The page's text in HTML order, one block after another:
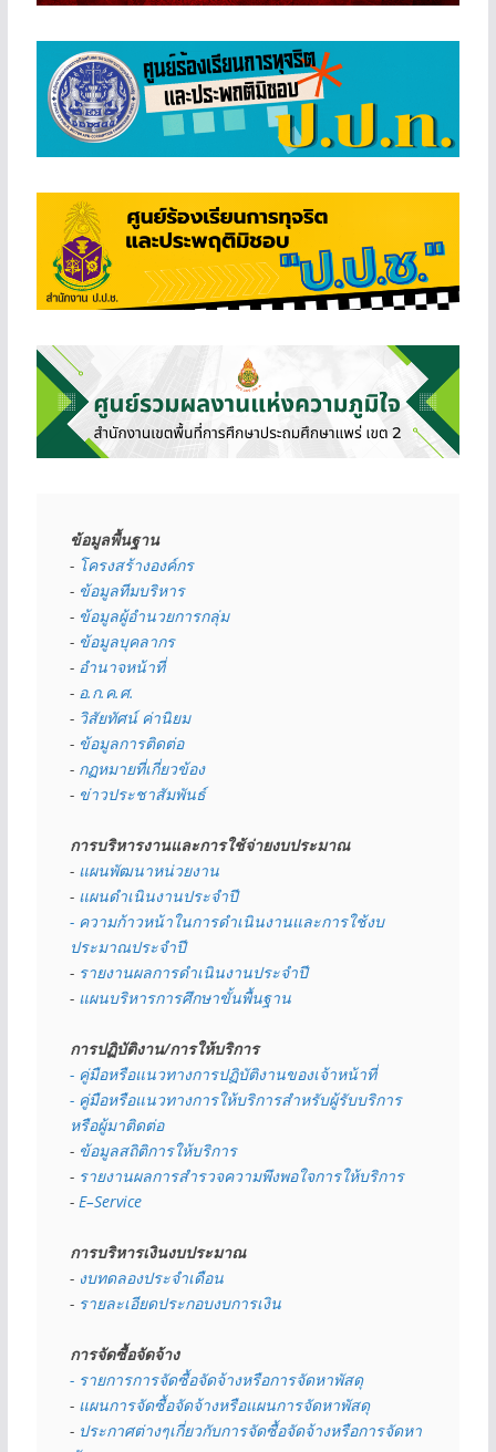
ข้อมูลพื้นฐาน
- โครงสร้างองค์กร
- ข้อมูลทีมบริหาร
- ข้อมูลผู้อำนวยการกลุ่ม
- ข้อมูลบุคลากร
- อำนาจหน้าที่
- อ.ก.ค.ศ.
- วิสัยทัศน์ ค่านิยม
- ข้อมูลการติดต่อ
- กฏหมายที่เกี่ยวข้อง
- ข่าวประชาสัมพันธ์
การบริหารงานและการใช้จ่ายงบประมาณ
- แผนพัฒนาหน่วยงาน
- แผนดำเนินงานประจำปี
- ความก้าวหน้าในการดำเนินงานและการใช้งบ
ประมาณประจำปี
- รายงานผลการดำเนินงานประจำปี
- แผนบริหารการศึกษาขั้นพื้นฐาน
การปฏิบัติงาน/การให้บริการ
- คู่มือหรือแนวทางการปฏิบัติงานของเจ้าหน้าที่
- คู่มือหรือแนวทางการให้บริการสำหรับผู้รับบริการ
หรือผู้มาติดต่อ
- ข้อมูลสถิติการให้บริการ
- รายงานผลการสำรวจความพึงพอใจการให้บริการ
- E–Service
การบริหารเงินงบประมาณ
- งบทดลองประจำเดือน
- รายละเอียดประกอบงบการเงิน
การจัดซื้อจัดจ้าง
- รายการการจัดซื้อจัดจ้างหรือการจัดหาพัสดุ
- แผนการจัดซื้อจัดจ้างหรือแผนการจัดหาพัสดุ
- ประกาศต่างๆเกี่ยวกับการจัดซื้อจัดจ้างหรือการจัดหา